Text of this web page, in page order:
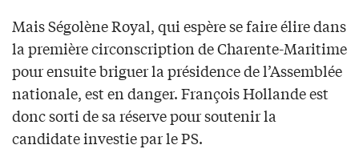
Mais Ségolène Royal, qui espère se faire élire dans
la première circonscription de Charente-Maritime
pour ensuite briguer la présidence de l’Assemblée
nationale, est en danger. François Hollande est
donc sorti de sa réserve pour soutenir la
candidate investie par le PS.